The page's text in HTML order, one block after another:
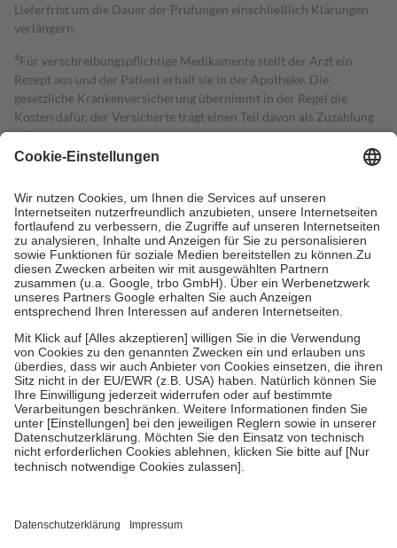
Lieferfrist um die Dauer der Prüfungen einschließlich Klärungen
verlängern.
4Für verschreibungspflichtige Medikamente stellt der Arzt ein
Rezept aus und der Patient erhält sie in der Apotheke. Die
gesetzliche Krankenversicherung übernimmt in der Regel die
Kosten dafür, der Versicherte trägt einen Teil davon als Zuzahlung
mit.
Grundsätzlich leisten Mitglieder Zuzahlungen in Höhe von zehn
höchstens zehn Euro.
Es sind jedoch nie mehr als die tatsächlichen
Kosten der Leistung zu entrichten.
Diese Regeln gelten grundsätzlich auch für Online-Apotheken.
Bei Heilmitteln und häuslicher Krankenpflege beträgt die
Zuzahlung zehn Prozent der Kosten sowie zehn Euro je
Verordnung.
Um das Engagement der Versicherten für ihre eigene Gesundheit zu
stärken und die besondere Stellung der Familie zu unterstützen,
fallenkeine Zuzahlungenan bei:
• Kindern und Jugendlichen bis zum vollendeten 18. Lebensjahr
mit Ausnahme der Fahrkosten
• Untersuchungen zur Vorsorge und Früherkennung, die von der
GKV getragen werden
• empfohlenen Schutzimpfungen
• Harn- und Blutteststreifen
getroffen, um sicherzustellen, dass es sich um echte Bewertungen